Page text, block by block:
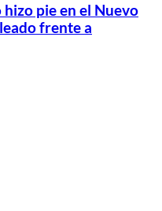
pie en el Nuevo
frente a